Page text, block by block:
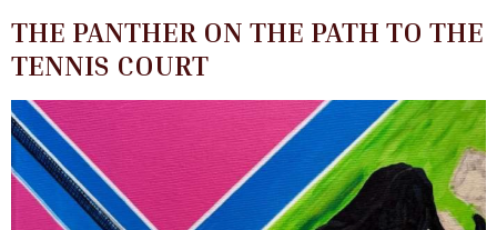
THE PANTHER ON THE PATH TO THE
TENNIS COURT